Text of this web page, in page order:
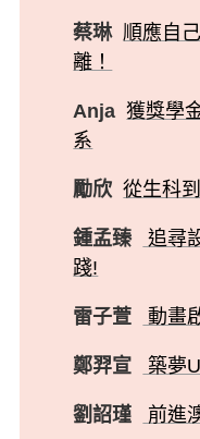
蔡琳 順應自
離！
Anja 獲獎學
系
勵欣 從生科
鍾孟臻
追尋
踐!
雷子萱 動畫
鄭羿宣 築夢
劉詔瑾 前進